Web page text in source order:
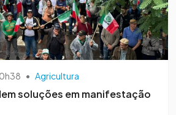
• Agricultura
soluções em manifestação